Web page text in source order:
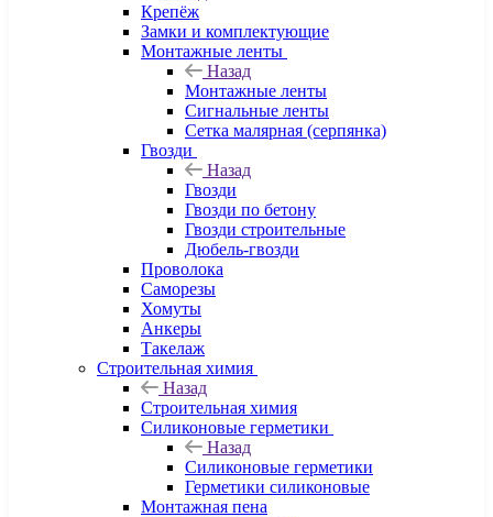
Крепёж
Замки и комплектующие
Монтажные ленты
Назад
Монтажные ленты
Сигнальные ленты
Сетка малярная (серпянка)
Гвозди
Назад
Гвозди
Гвозди по бетону
Гвозди строительные
Дюбель-гвозди
Проволока
Саморезы
Хомуты
Анкеры
Такелаж
Строительная химия
Назад
Строительная химия
Силиконовые герметики
Назад
Силиконовые герметики
Герметики силиконовые
Монтажная пена